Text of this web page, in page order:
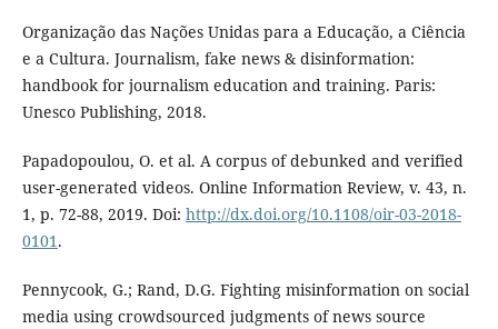
Organização das Nações Unidas para a Educação, a Ciência
e a Cultura. Journalism, fake news & disinformation:
handbook for journalism education and training. Paris:
Unesco Publishing, 2018.
Papadopoulou, O. et al. A corpus of debunked and verified
user-generated videos. Online Information Review, v. 43, n.
1, p. 72-88, 2019. Doi: http://dx.doi.org/10.1108/oir-03-2018-
0101.
Pennycook, G.; Rand, D.G. Fighting misinformation on social
media using crowdsourced judgments of news source